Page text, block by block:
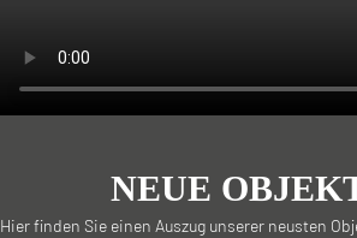
NEUE
Hier finden Sie einen Auszug unserer neusten